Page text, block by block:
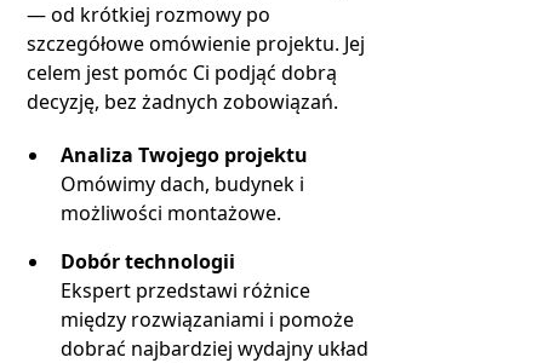
— od krótkiej rozmowy po
szczegółowe omówienie projektu. Jej
celem jest pomóc Ci podjąć dobrą
decyzję, bez żadnych zobowiązań.
Analiza Twojego projektu
Omówimy dach, budynek i
możliwości montażowe.
Dobór technologii
Ekspert przedstawi różnice
między rozwiązaniami i pomoże
dobrać najbardziej wydajny układ